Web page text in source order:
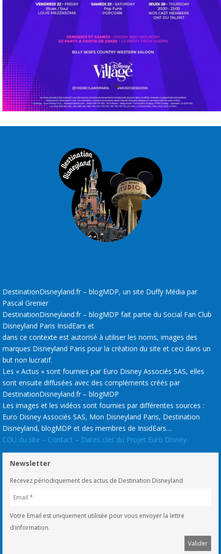
DestinationDisneyland.fr – blogMDP, un site Duffy Média par
Pascal Grenier
DestinationDisneyland.fr – blogMDP fait partie du Social Fan Club
Disneyland Paris InsidEars et
dans ce contexte est autorisé à utiliser les noms, images des
marques Disneyland Paris pour la création du site et ceci dans un
but non lucratif.
Les « Actus » sont fournies par Euro Disney Associés SAS, elles
sont ensuite diffusées avec des compléments créés par
DestinationDisneyland.fr – blogMDP
Les images et les vidéos sont fournies par différentes sources :
Euro Disney Associés SAS, Mon Disneyland Paris, Destination
Disneyland, blogMDP et des membres de InsidEars…
CGU du site – Contact – Dates clés du Projet Euro Disney
Newsletter
Recevez périodiquement des actus de Destination Disneyland
Votre Email est uniquement utilisée pour vous envoyer la lettre
d'information.